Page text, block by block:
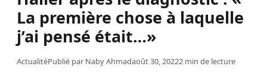
La première chose à laquelle
j’ai pensé était…»
ActualitéPublié par Naby Ahmadaoût 30, 20222 min de lecture